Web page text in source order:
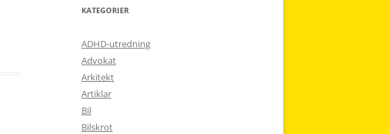
KATEGORIER
ADHD-utredning
Advokat
Arkitekt
Artiklar
Bil
Bilskrot